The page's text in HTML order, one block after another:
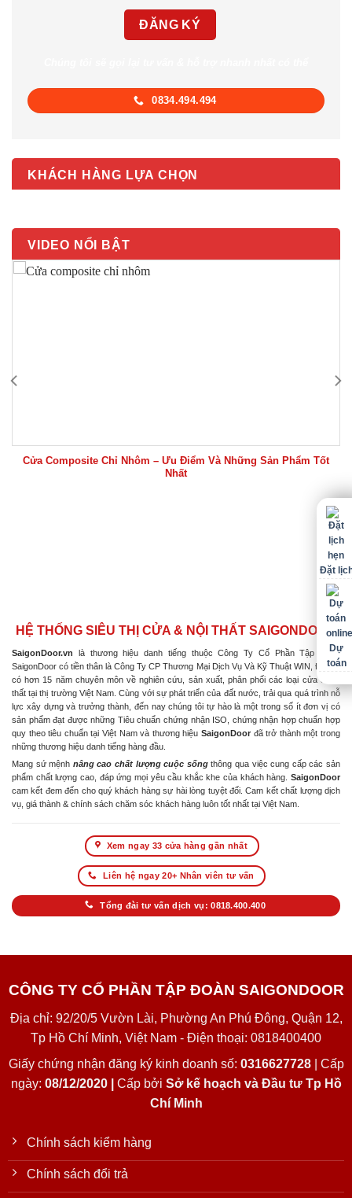
0834.494.494
KHÁCH HÀNG LỰA CHỌN
VIDEO NỔI BẬT
Cửa Composite Chỉ Nhôm – Ưu Điểm Và Những Sản Phẩm Tốt
Nhất
HỆ THỐNG SIÊU THỊ CỬA & NỘI THẤT SAIGONDOOR
SaigonDoor.vn là thương hiệu danh tiếng thuộc Công Ty Cổ Phần Tập Đoàn
SaigonDoor có tiền thân là Công Ty CP Thương Mại Dịch Vụ Và Kỹ Thuật WIN, Đơn vị
có hơn 15 năm chuyên môn về nghiên cứu, sản xuất, phân phối các loại cửa & nội
thất tại thị trường Việt Nam. Cùng với sự phát triển của đất nước, trải qua quá trình nỗ
lực xây dựng và trưởng thành, đến nay chúng tôi tự hào là một trong số ít đơn vị có
sản phẩm đạt được những Tiêu chuẩn chứng nhận ISO, chứng nhận hợp chuẩn hợp
quy theo tiêu chuẩn tại Việt Nam và thương hiệu SaigonDoor đã trở thành một trong
những thương hiệu danh tiếng hàng đầu.
Mang sứ mệnh nâng cao chất lượng cuộc sốngthông qua việc cung cấp các sản
phẩm chất lượng cao, đáp ứng mọi yêu cầu khắc khe của khách hàng. SaigonDoor
cam kết đem đến cho quý khách hàng sự hài lòng tuyệt đối. Cam kết chất lượng dịch
vụ, giá thành & chính sách chăm sóc khách hàng luôn tốt nhất tại Việt Nam.
Xem ngay 33 cửa hàng gần nhất
Liên hệ ngay 20+ Nhân viên tư vấn
Tổng đài tư vấn dịch vụ: 0818.400.400
CÔNG TY CỔ PHẦN TẬP ĐOÀN SAIGONDOOR
Địa chỉ: 92/20/5 Vườn Lài, Phường An Phú Đông, Quận 12,
Tp Hồ Chí Minh, Việt Nam - Điện thoại: 0818400400
Giấy chứng nhận đăng ký kinh doanh số: 0316627728| Cấp
ngày: 08/12/2020 | Cấp bởi Sở kế hoạch và Đầu tư Tp Hồ
Chí Minh
Chính sách kiểm hàng
Chính sách đổi trả
Đặt
Dự
toán